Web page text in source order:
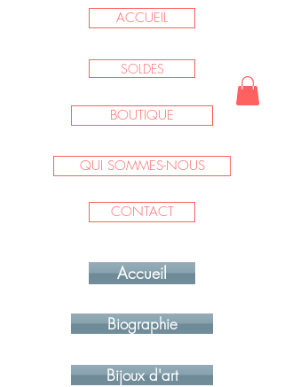
ACCUEIL
SOLDES
BOUTIQUE
QUI SOMMES-NOUS
CONTACT
Accueil
Biographie
Bijoux d'art